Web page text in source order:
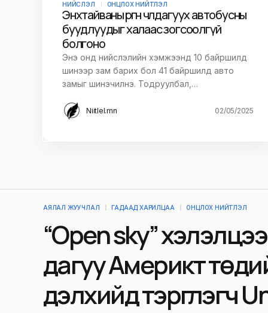
НИЙСЛЭЛ ОНЦЛОХ НИЙТЛЭЛ
Энхтайваны өргөн чөлөө дагуух автобусны
буудлуудыг халаас зогсоолгүй
болгоно
Энэ онд нийслэлийн хэмжээнд 10 байршилд
шинээр зам барих бол 41 байршилд авто
замыг шинэчилнэ. Тодруулбал,…
Niitlel.mn 02/05/2025
АЯЛАЛ ЖУУЧЛАЛ ГАДААД ХАРИЛЦАА ОНЦЛОХ НИЙТЛЭЛ
“Open sky”
дагуу Америкт
дэлхийд тэргүүлэгч